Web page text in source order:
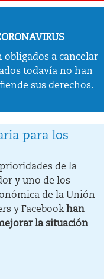
obligados a cancelar
todavía no han
sus derechos.
para los
de la
y uno de los
de la Unión
y Facebookhan
la situación